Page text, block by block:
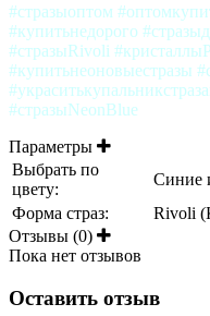
#стразыоптом
#купитьнедорого
#стразыRivoli
#купитьнеоновыестразы
#стразыNeonBlue
Параметры
Выбрать по
цвету:
Синие
Форма страз:
Rivoli
Отзывы (0)
Пока нет отзывов
Оставить отзыв